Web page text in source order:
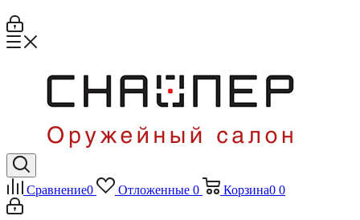
Сравнение0 Отложенные 0 Корзина0 0